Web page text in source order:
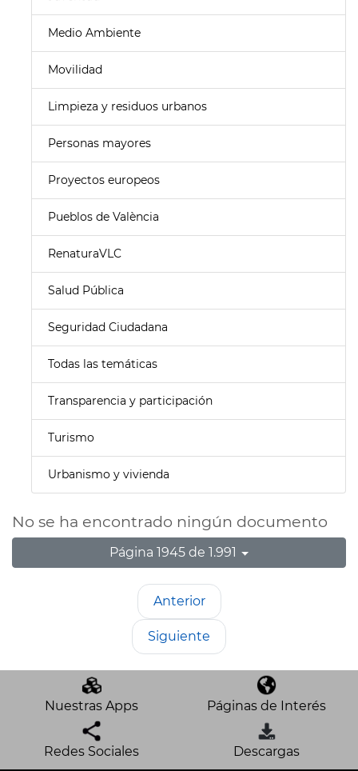
Medio Ambiente
Movilidad
Limpieza y residuos urbanos
Personas mayores
Proyectos europeos
Pueblos de València
RenaturaVLC
Salud Pública
Seguridad Ciudadana
Todas las temáticas
Transparencia y participación
Turismo
Urbanismo y vivienda
No se ha encontrado ningún documento
Página 1945 de 1.991
Anterior
Siguiente
Nuestras Apps Páginas de Interés
Redes Sociales Descargas